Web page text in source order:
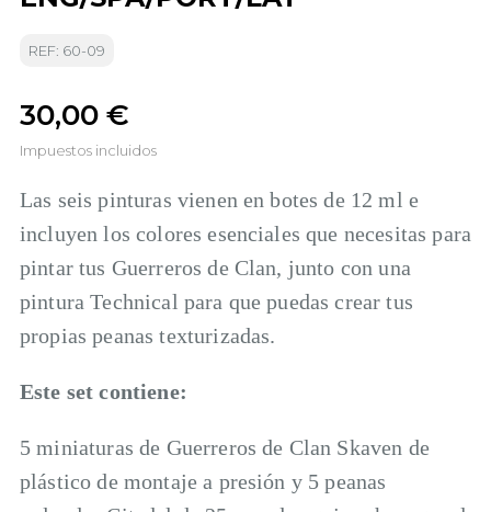
REF: 60-09
30,00 €
Impuestos incluidos
Las seis pinturas vienen en botes de 12 ml e
incluyen los colores esenciales que necesitas para
pintar tus Guerreros de Clan, junto con una
pintura Technical para que puedas crear tus
propias peanas texturizadas.
Este set contiene:
5 miniaturas de Guerreros de Clan Skaven de
plástico de montaje a presión y 5 peanas